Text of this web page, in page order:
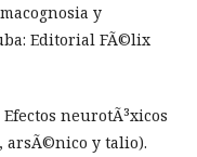
y
Editorial FÃ©lix
Efectos neurotÃ³xicos
arsÃ©nico y talio).